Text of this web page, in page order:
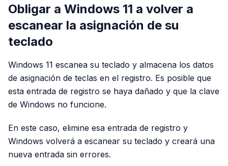
Obligar a Windows 11 a volver a
escanear la asignación de su
teclado
Windows 11 escanea su teclado y almacena los datos
de asignación de teclas en el registro. Es posible que
esta entrada de registro se haya dañado y que la clave
de Windows no funcione.
En este caso, elimine esa entrada de registro y
Windows volverá a escanear su teclado y creará una
nueva entrada sin errores.